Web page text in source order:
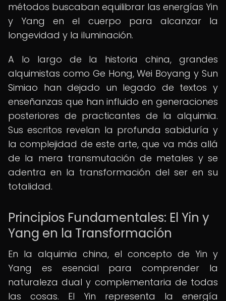
métodos buscaban equilibrar las energías Yin
y Yang en el cuerpo para alcanzar la
longevidad y la iluminación.
A lo largo de la historia china, grandes
alquimistas como Ge Hong, Wei Boyang y Sun
Simiao han dejado un legado de textos y
enseñanzas que han influido en generaciones
posteriores de practicantes de la alquimia.
Sus escritos revelan la profunda sabiduría y
la complejidad de este arte, que va más allá
de la mera transmutación de metales y se
adentra en la transformación del ser en su
totalidad.
Principios Fundamentales: El Yin y
Yang en la Transformación
En la alquimia china, el concepto de Yin y
Yang es esencial para comprender la
naturaleza dual y complementaria de todas
las cosas. El Yin representa la energía